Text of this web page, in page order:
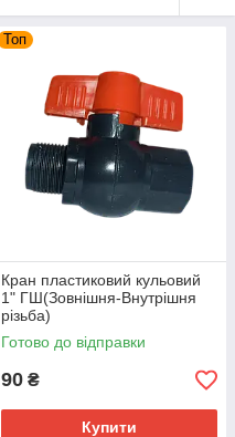
Топ
Кран пластиковий кульовий
1" ГШ(Зовнішня-Внутрішня
різьба)
Готово до відправки
90 ₴
Купити